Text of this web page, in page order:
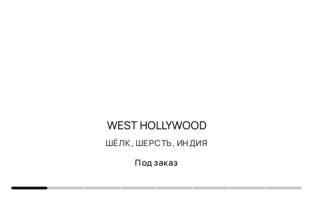
WEST HOLLYWOOD
ШЁЛК, ШЕРСТЬ, ИНДИЯ
Под заказ